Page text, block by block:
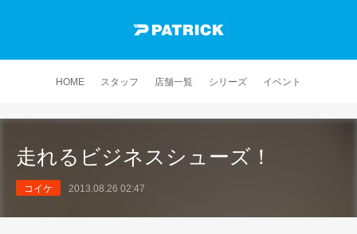
HOME スタッフ 店舗一覧 シリーズ イベント
走れるビジネスシューズ！
コイケ 2013.08.26 02:47